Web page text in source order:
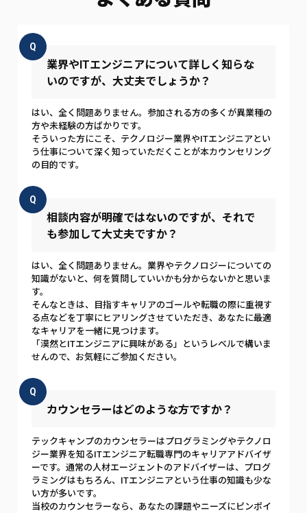
Q
業界やITエンジニアについて詳しく知らな
いのですが、大丈夫でしょうか？
はい、全く問題ありません。参加される方の多くが異業種の
方や未経験の方ばかりです。
そういった方にこそ、テクノロジー業界やITエンジニアとい
う仕事について深く知っていただくことが本カウンセリング
の目的です。
Q
相談内容が明確ではないのですが、それで
も参加して大丈夫ですか？
はい、全く問題ありません。業界やテクノロジーについての
知識がないと、何を質問していいかも分からないかと思いま
す。
そんなときは、目指すキャリアのゴールや転職の際に重視す
る点などを丁寧にヒアリングさせていただき、あなたに最適
なキャリアを一緒に見つけます。
「漠然とITエンジニアに興味がある」というレベルで構いま
せんので、お気軽にご参加ください。
Q
カウンセラーはどのような方ですか？
テックキャンプのカウンセラーはプログラミングやテクノロ
ジー業界を知るITエンジニア転職専門のキャリアアドバイザ
ーです。通常の人材エージェントのアドバイザーは、プログ
ラミングはもちろん、ITエンジニアという仕事の知識も少な
い方が多いです。
当校のカウンセラーなら、あなたの課題やニーズにピンポイ